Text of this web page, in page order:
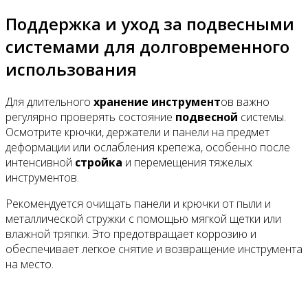
Поддержка и уход за подвесными
системами для долговременного
использования
Для длительного хранение инструментов важно
регулярно проверять состояние подвесной системы.
Осмотрите крючки, держатели и панели на предмет
деформации или ослабления крепежа, особенно после
интенсивной стройка и перемещения тяжелых
инструментов.
Рекомендуется очищать панели и крючки от пыли и
металлической стружки с помощью мягкой щетки или
влажной тряпки. Это предотвращает коррозию и
обеспечивает легкое снятие и возвращение инструмента
на место.